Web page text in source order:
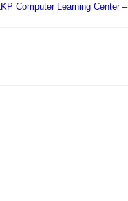
LKP Computer Learning Center